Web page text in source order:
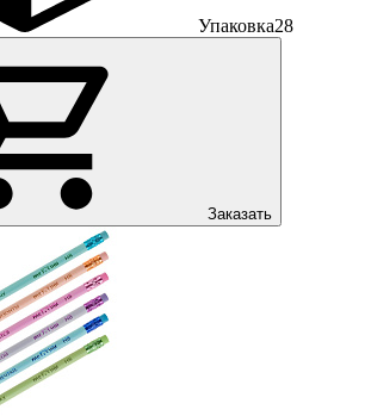
Упаковка28
Заказать